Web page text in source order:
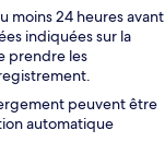
moins 24 heures avant
indiquées sur la
prendre les
peuvent être
automatique